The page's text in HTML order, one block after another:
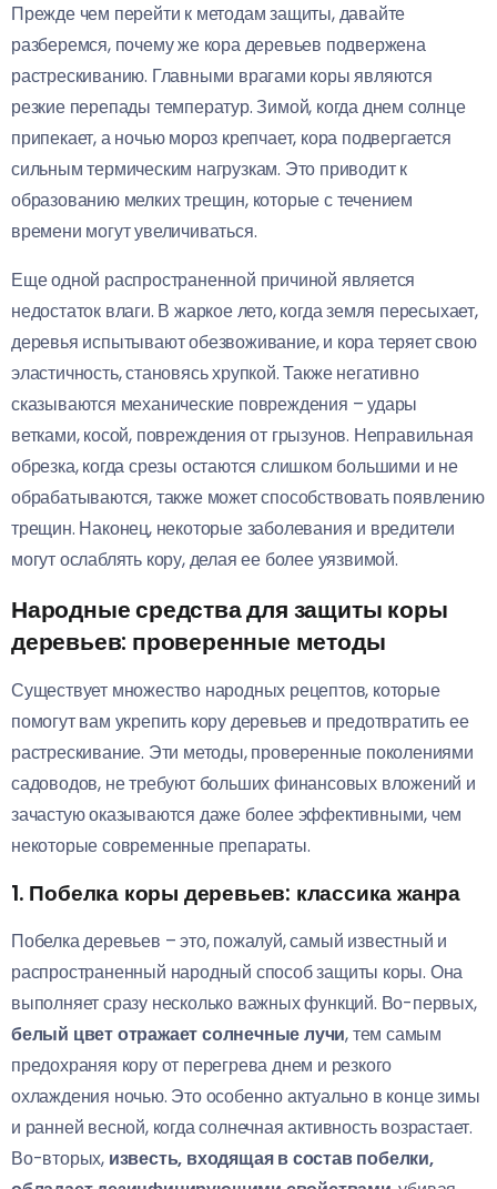
Прежде чем перейти к методам защиты, давайте
разберемся, почему же кора деревьев подвержена
растрескиванию. Главными врагами коры являются
резкие перепады температур. Зимой, когда днем солнце
припекает, а ночью мороз крепчает, кора подвергается
сильным термическим нагрузкам. Это приводит к
образованию мелких трещин, которые с течением
времени могут увеличиваться.
Еще одной распространенной причиной является
недостаток влаги. В жаркое лето, когда земля пересыхает,
деревья испытывают обезвоживание, и кора теряет свою
эластичность, становясь хрупкой. Также негативно
сказываются механические повреждения – удары
ветками, косой, повреждения от грызунов. Неправильная
обрезка, когда срезы остаются слишком большими и не
обрабатываются, также может способствовать появлению
трещин. Наконец, некоторые заболевания и вредители
могут ослаблять кору, делая ее более уязвимой.
Народные средства для защиты коры
деревьев: проверенные методы
Существует множество народных рецептов, которые
помогут вам укрепить кору деревьев и предотвратить ее
растрескивание. Эти методы, проверенные поколениями
садоводов, не требуют больших финансовых вложений и
зачастую оказываются даже более эффективными, чем
некоторые современные препараты.
1. Побелка коры деревьев: классика жанра
Побелка деревьев – это, пожалуй, самый известный и
распространенный народный способ защиты коры. Она
выполняет сразу несколько важных функций. Во-первых,
белый цвет отражает солнечные лучи, тем самым
предохраняя кору от перегрева днем и резкого
охлаждения ночью. Это особенно актуально в конце зимы
и ранней весной, когда солнечная активность возрастает.
Во-вторых, известь, входящая в состав побелки,